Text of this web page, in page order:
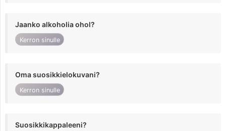
Jaanko alkoholia ohol?
Kerron sinulle
Oma suosikkielokuvani?
Kerron sinulle
Suosikkikappaleeni?